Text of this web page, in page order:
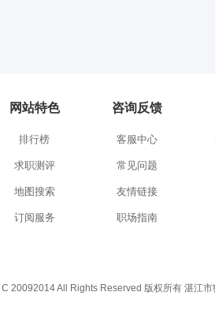
网站特色
排行榜
求职测评
地图搜索
订阅服务
咨询反馈
客服中心
常见问题
友情链接
职场指南
20092014 All Rights Reserved 版权所有 湛江市